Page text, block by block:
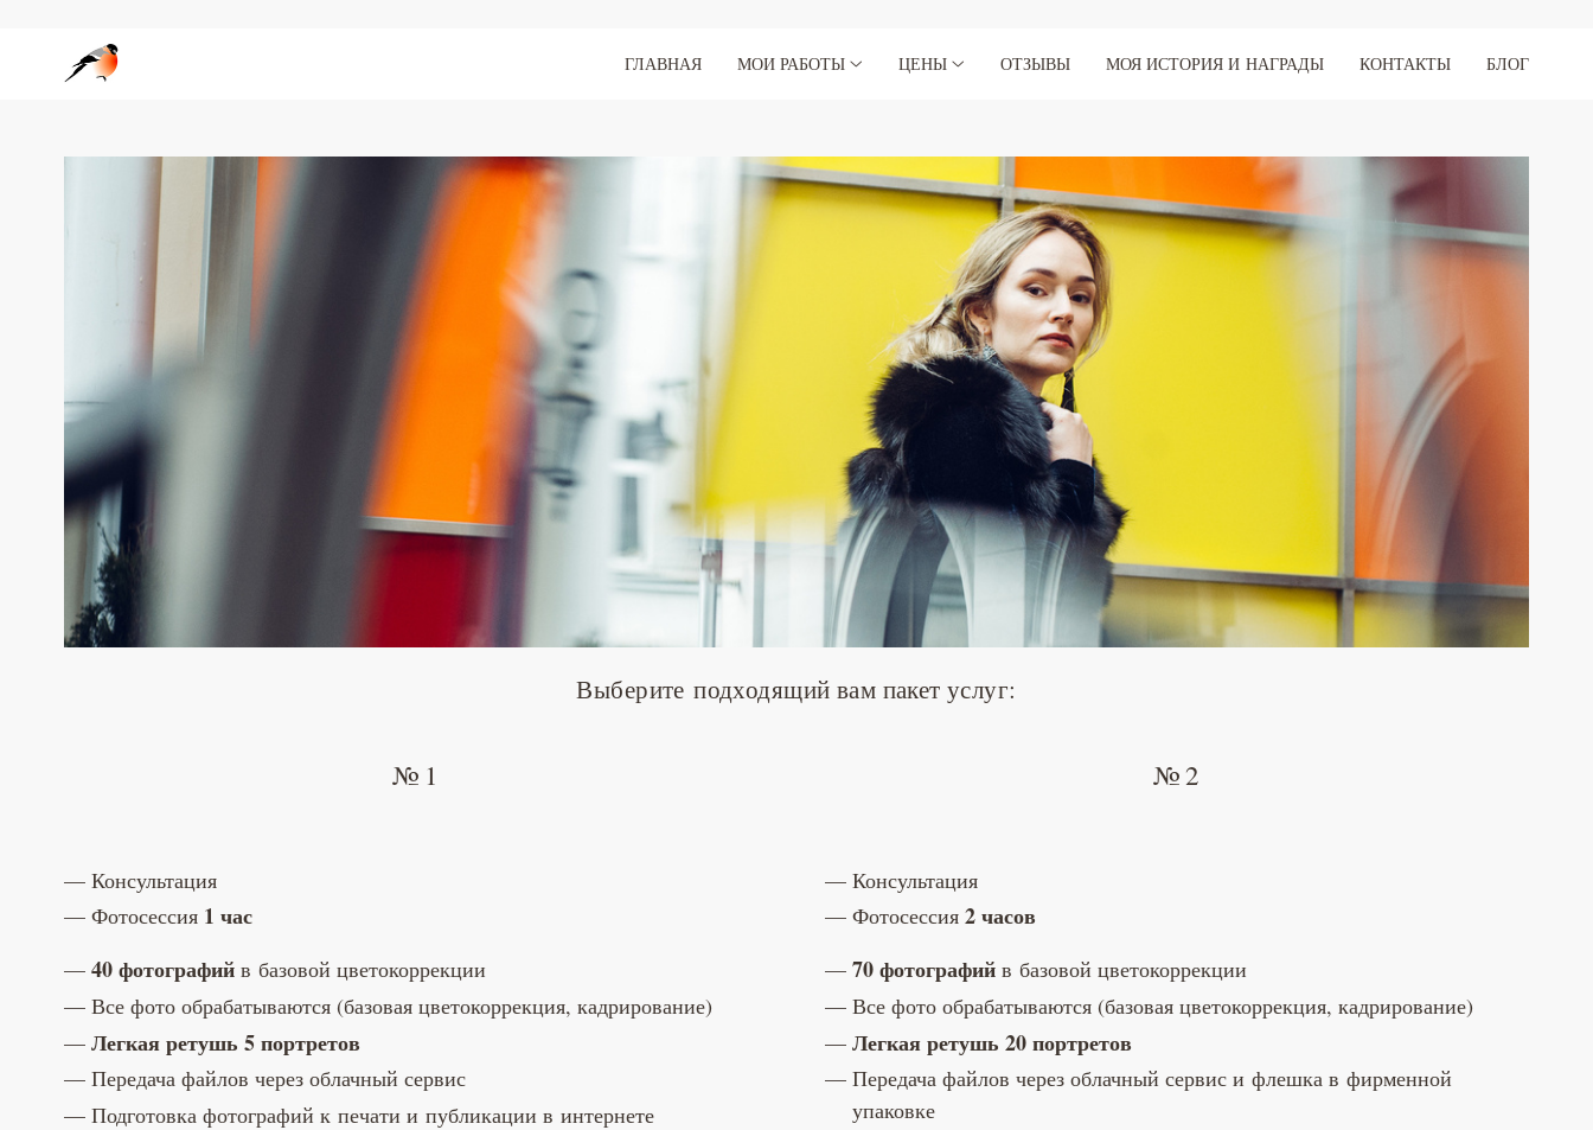
ГЛАВНАЯ МОИ РАБОТЫ ЦЕНЫ ОТЗЫВЫ МОЯ ИСТОРИЯ И НАГРАДЫ КОНТАКТЫ БЛОГ
Выберите подходящий вам пакет услуг:
№ 1
Консультация
Фотосессия 1 час
40 фотографийв базовой цветокоррекции
Все фото обрабатываются (базовая цветокоррекция, кадрирование)
Легкая ретушь 5 портретов
Передача файлов через облачный сервис
Подготовка фотографий к печати и публикации в интернете
№ 2
Консультация
Фотосессия 2 часов
70 фотографийв базовой цветокоррекции
Все фото обрабатываются (базовая цветокоррекция, кадрирование)
Легкая ретушь 20портретов
Передача файлов через облачный сервис и флешка в фирменной
упаковке